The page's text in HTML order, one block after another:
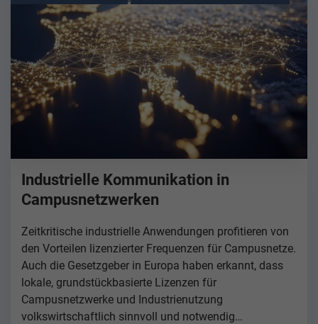
Industrielle Kommunikation in
Campusnetzwerken
Zeitkritische industrielle Anwendungen profitieren von
den Vorteilen lizenzierter Frequenzen für Campusnetze.
Auch die Gesetzgeber in Europa haben erkannt, dass
lokale, grundstückbasierte Lizenzen für
Campusnetzwerke und Industrienutzung
volkswirtschaftlich sinnvoll und notwendig…